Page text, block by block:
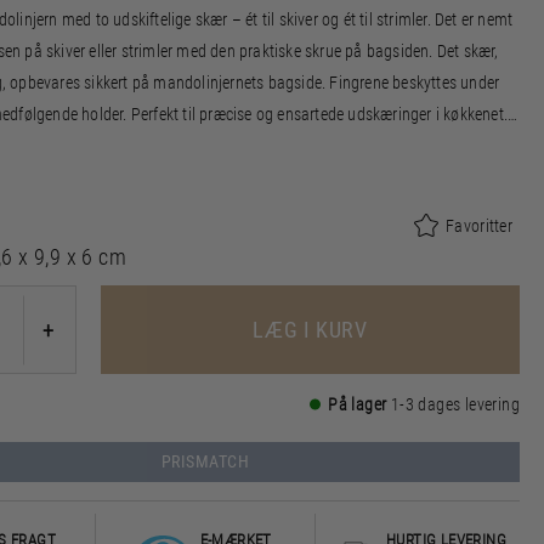
med to udskiftelige skær – ét til skiver og ét til strimler. Det er nemt
på skiver eller strimler med den praktiske skrue på bagsiden. Det skær,
opbevares sikkert på mandolinjernets bagside. Fingrene beskyttes under
holder. Perfekt til præcise og ensartede udskæringer i køkkenet.
nem at opbevare.
Favoritter
x 9,9 x 6 cm
+ LÆG I KURV
På lager 1-3 dages levering
PRISMATCH
FRAGT
E-MÆRKET
HURTIG LEVERING